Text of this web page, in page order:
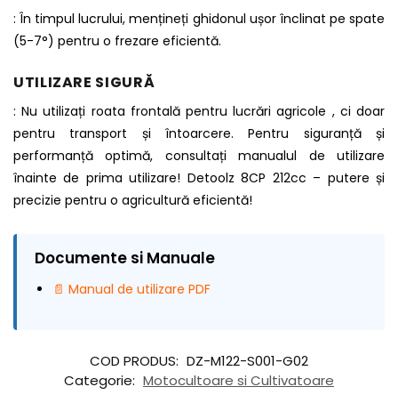
: În timpul lucrului, mențineți ghidonul ușor înclinat pe spate
(5-7°) pentru o frezare eficientă.
UTILIZARE SIGURĂ
: Nu utilizați roata frontală pentru lucrări agricole , ci doar
pentru transport și întoarcere. Pentru siguranță și
performanță optimă, consultați manualul de utilizare
înainte de prima utilizare! Detoolz 8CP 212cc – putere și
precizie pentru o agricultură eficientă!
Documente si Manuale
📄 Manual de utilizare PDF
COD PRODUS: DZ-M122-S001-G02
Categorie: Motocultoare si Cultivatoare